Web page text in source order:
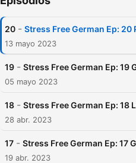
20 - Stress Free German Ep:
13 mayo 2023
19 - Stress Free German Ep: 19
05 mayo 2023
18 - Stress Free German Ep: 18
28 abr. 2023
17 - Stress Free German Ep: 17
19 abr. 2023